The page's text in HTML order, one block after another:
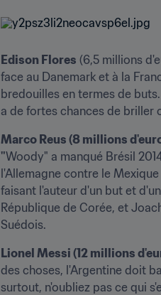
Edison Flores (6,5 millions
face au Danemark et à la
bredouilles en termes de
a de fortes chances de briller
Marco Reus (8 millions
"Woody" a manqué Brésil
l'Allemagne contre le
faisant l'auteur d'un but et
République de Corée, et
Suédois.
Lionel Messi (12 millions
des choses, l'Argentine doit
surtout, n'oubliez pas ce qui